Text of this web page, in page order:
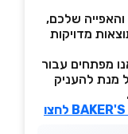
שלכם,
מדויקות
מפתחים עבור
מנת להעניק
לרכישה באתר האונליין של BAKER'S SECRET לחצו